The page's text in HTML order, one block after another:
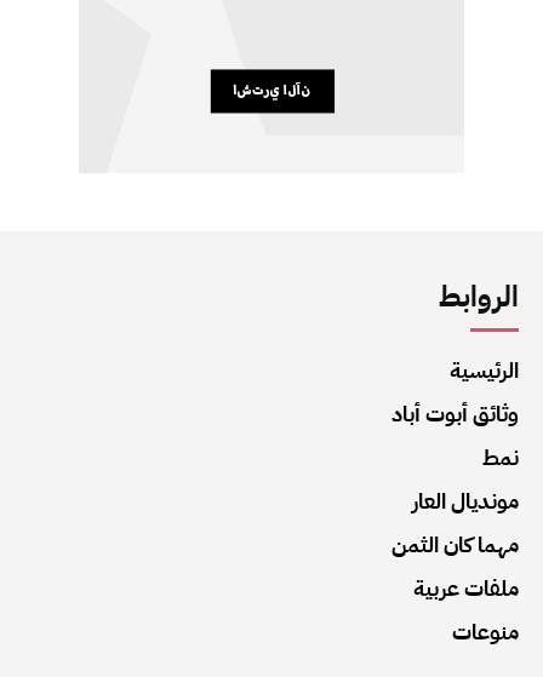
الروابط
الرئيسية
وثائق أبوت أباد
نمط
مونديال العار
مهما كان الثمن
ملفات عربية
منوعات